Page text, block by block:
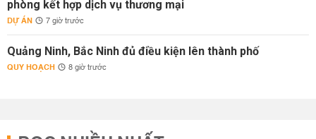
phòng kết hợp dịch vụ thương mại
DỰ ÁN 7 giờ trước
Quảng Ninh, Bắc Ninh đủ điều kiện lên thành phố
QUY HOẠCH 8 giờ trước